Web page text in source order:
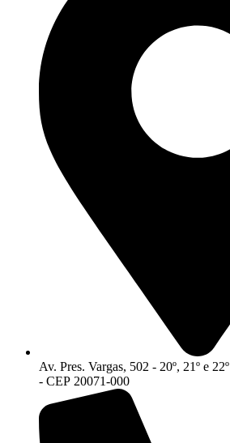
Av. Pres. Vargas, 502 - 20º, 21º e
- CEP 20071-000